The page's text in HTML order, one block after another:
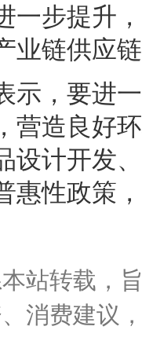
一步提升
业链供应
示，要进
营造良好
设计开发
惠性政策
站转载，
消费建议